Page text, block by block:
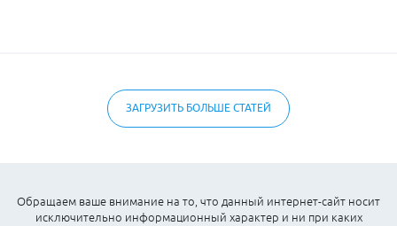
ЗАГРУЗИТЬ БОЛЬШЕ СТАТЕЙ
Обращаем ваше внимание на то, что данный интернет-сайт носит
исключительно информационный характер и ни при каких